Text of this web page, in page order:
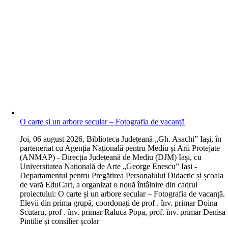
O carte și un arbore secular – Fotografia de vacanță
Joi, 06 august 2026, Biblioteca Județeană „Gh. Asachi” Iași, în
parteneriat cu Agenția Națională pentru Mediu și Arii Protejate
(ANMAP) - Direcția Județeană de Mediu (DJM) Iași, cu
Universitatea Națională de Arte „George Enescu” Iași -
Departamentul pentru Pregătirea Personalului Didactic și școala
de vară EduCart, a organizat o nouă întâlnire din cadrul
proiectului: O carte și un arbore secular – Fotografia de vacanță.
Elevii din prima grupă, coordonați de prof . înv. primar Doina
Scutaru, prof . înv. primar Raluca Popa, prof. înv. primar Denisa
Pintilie și consilier școlar